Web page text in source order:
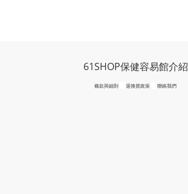
61SHOP保健容易館介紹
條款與細則 退換貨政策 聯絡我們